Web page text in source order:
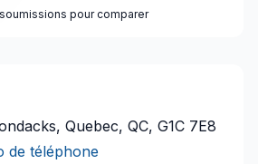
pour comparer
Quebec, QC, G1C 7E8
de téléphone